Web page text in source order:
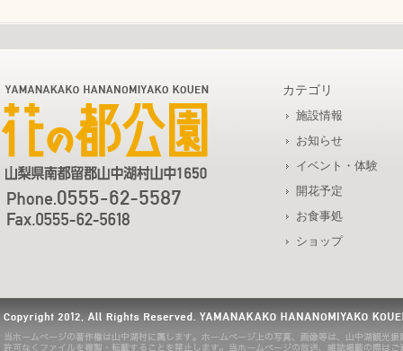
カテゴリ
施設情報
お知らせ
イベント・体験
開花予定
お食事処
ショップ